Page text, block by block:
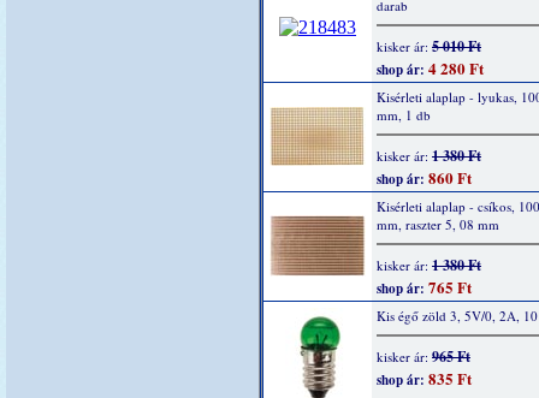
darab
kisker ár: 5 010 Ft
shop ár: 4 280 Ft
Kisérleti alaplap - lyukas,
mm, 1 db
kisker ár: 1 380 Ft
shop ár: 860 Ft
Kisérleti alaplap - csíkos,
mm, raszter 5, 08 mm
kisker ár: 1 380 Ft
shop ár: 765 Ft
Kis égő zöld 3, 5V/0, 2A,
kisker ár: 965 Ft
shop ár: 835 Ft